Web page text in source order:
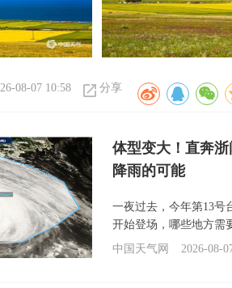
08-07 10:58 分享
体型变大！直奔
降雨的可能
一夜过去，今年第13号
开始登场，哪些地方需
中国天气网
2026-08-